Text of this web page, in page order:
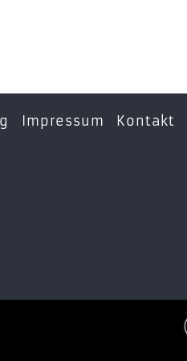
Impressum Kontakt